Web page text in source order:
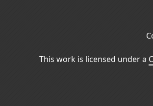
This work is licensed under a